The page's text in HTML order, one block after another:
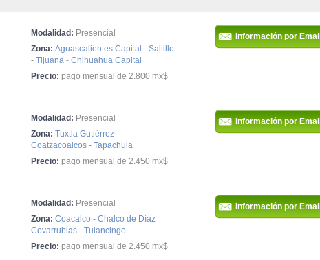
Modalidad: Presencial
Zona: Aguascalientes Capital - Saltillo
- Tijuana - Chihuahua Capital
Precio: pago mensual de 2.800 mx$
Información por Email
Modalidad: Presencial
Zona: Tuxtla Gutiérrez -
Coatzacoalcos - Tapachula
Precio: pago mensual de 2.450 mx$
Información por Email
Modalidad: Presencial
Zona: Coacalco - Chalco de Díaz
Covarrubias - Tulancingo
Precio: pago mensual de 2.450 mx$
Información por Email